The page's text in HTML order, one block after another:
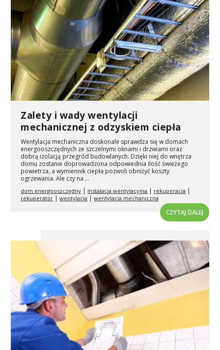
Zalety i wady wentylacji
mechanicznej z odzyskiem ciepła
Wentylacja mechaniczna doskonale sprawdza się w domach
energooszczędnych ze szczelnymi oknami i drzwiami oraz
dobrą izolacją przegród budowlanych. Dzięki niej do wnętrza
domu zostanie doprowadzona odpowiednia ilość świeżego
powietrza, a wymiennik ciepła pozwoli obniżyć koszty
ogrzewania. Ale czy na ...
dom energooszczędny | instalacja wentylacyjna | rekuperacja |
rekuperator |wentylacja |wentylacja mechaniczna
CZYTAJ DALEJ